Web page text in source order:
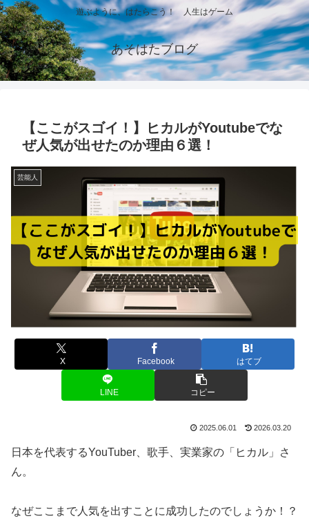
遊ぶように、はたらこう！ 人生はゲーム
あそはたブログ
【ここがスゴイ！】ヒカルがYoutubeでな
ぜ人気が出せたのか理由６選！
芸能人
X Facebook はてブ
LINE コピー
2025.06.01 2026.03.20
日本を代表するYouTuber、歌手、実業家の「ヒカル」さ
ん。
なぜここまで人気を出すことに成功したのでしょうか！？